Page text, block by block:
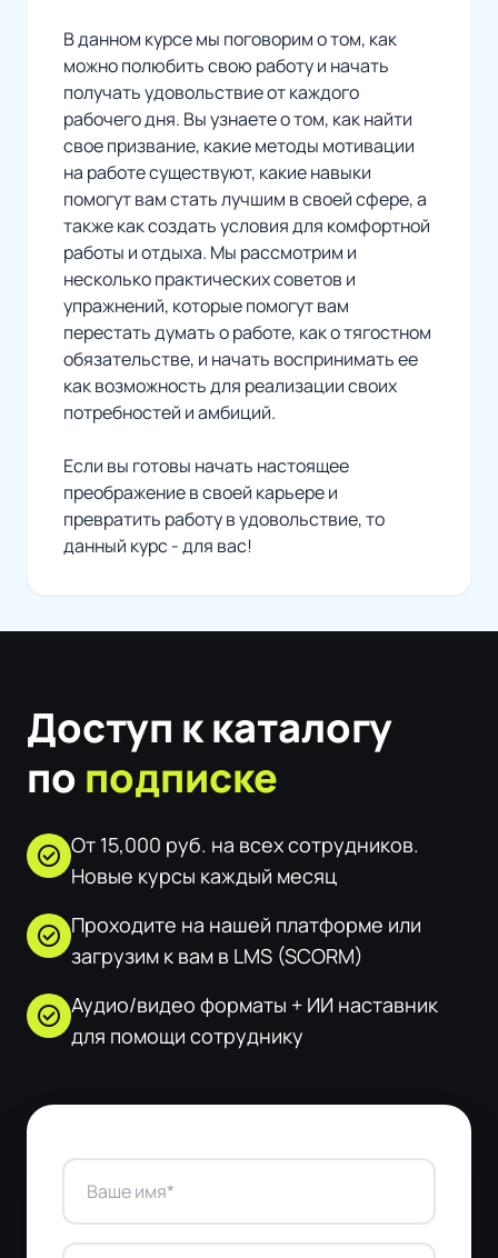
В данном курсе мы поговорим о том, как
можно полюбить свою работу и начать
получать удовольствие от каждого
рабочего дня. Вы узнаете о том, как найти
свое призвание, какие методы мотивации
на работе существуют, какие навыки
помогут вам стать лучшим в своей сфере, а
также как создать условия для комфортной
работы и отдыха. Мы рассмотрим и
несколько практических советов и
упражнений, которые помогут вам
перестать думать о работе, как о тягостном
обязательстве, и начать воспринимать ее
как возможность для реализации своих
потребностей и амбиций.
Если вы готовы начать настоящее
преображение в своей карьере и
превратить работу в удовольствие, то
данный курс - для вас!
Доступ к каталогу
по подписке
check_circle От 15,000 руб. на всех сотрудников.
Новые курсы каждый месяц
check_circle Проходите на нашей платформе или
загрузим к вам в LMS (SCORM)
check_circle Аудио/видео форматы + ИИ наставник
для помощи сотруднику